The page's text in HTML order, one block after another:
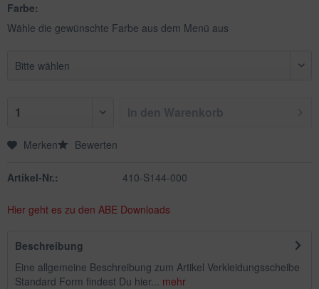
Farbe:
Wähle die gewünschte Farbe aus dem Menü aus
Merken Bewerten
Artikel-Nr.: 410-S144-000
Hier geht es zu den ABE Downloads
Beschreibung
Eine allgemeine Beschreibung zum Artikel Verkleidungsscheibe
Standard Form findest Du hier... mehr